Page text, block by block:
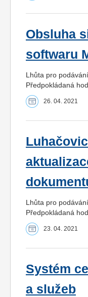
Obsluha
softwaru
Lhůta pro
Předpokládaná
26. 04. 2021
Lhůta pro
Předpokládaná
23. 04. 2021
Systém
a služeb